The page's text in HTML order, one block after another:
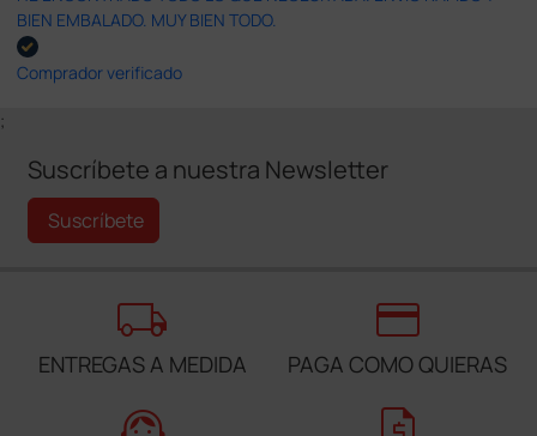
BIEN EMBALADO. MUY BIEN TODO.
Comprador verificado
;
Suscríbete a nuestra Newsletter
Suscríbete
local_shipping
ENTREGAS A MEDIDA
credit_card
PAGA COMO QUIERAS